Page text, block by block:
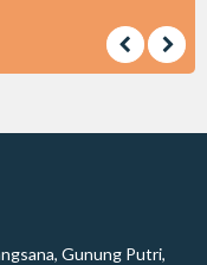
Gunung Putri,